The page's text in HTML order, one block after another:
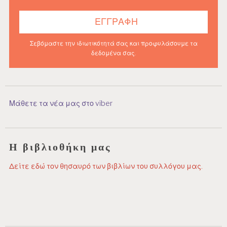
Σεβόμαστε την ιδιωτικότητά σας και προφυλάσουμε τα
δεδομένα σας.
Μάθετε τα νέα μας στο viber
Η βιβλιοθήκη μας
Δείτε εδώ τον θησαυρό των βιβλίων του συλλόγου μας.